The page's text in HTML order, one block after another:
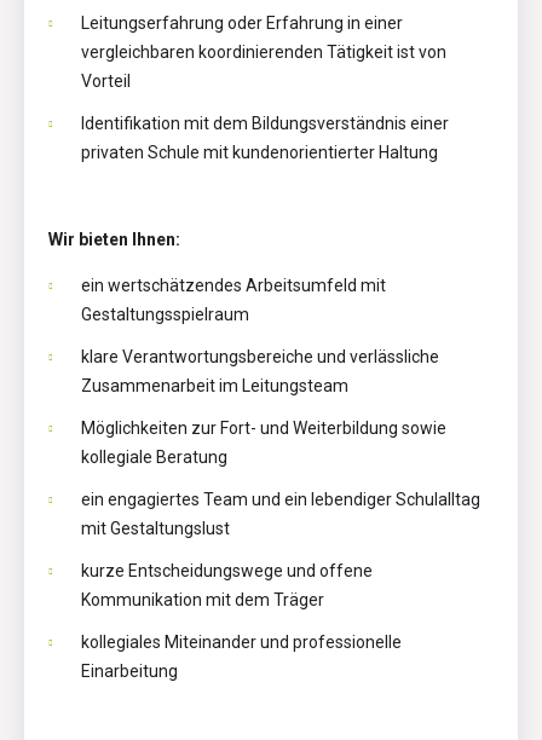
Leitungserfahrung oder Erfahrung in einer
vergleichbaren koordinierenden Tätigkeit ist von
Vorteil
Identifikation mit dem Bildungsverständnis einer
privaten Schule mit kundenorientierter Haltung
Wir bieten Ihnen:
ein wertschätzendes Arbeitsumfeld mit
Gestaltungsspielraum
klare Verantwortungsbereiche und verlässliche
Zusammenarbeit im Leitungsteam
Möglichkeiten zur Fort- und Weiterbildung sowie
kollegiale Beratung
ein engagiertes Team und ein lebendiger Schulalltag
mit Gestaltungslust
kurze Entscheidungswege und offene
Kommunikation mit dem Träger
kollegiales Miteinander und professionelle
Einarbeitung